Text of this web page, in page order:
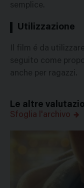
semplice.
Utilizzazione
Il film é da
seguito come
anche per ragazzi.
Le altre
Sfoglia l'archivo